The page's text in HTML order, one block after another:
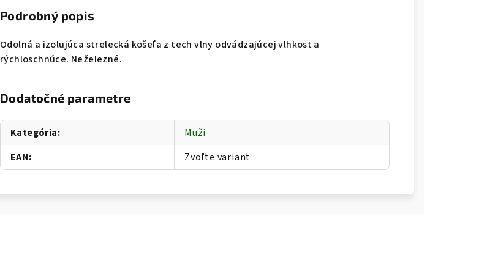
Podrobný popis
Odolná a izolujúca strelecká košeľa z tech vlny odvádzajúcej vlhkosť a
rýchloschnúce. Neželezné.
Dodatočné parametre
Kategória:
Muži
EAN: Zvoľte variant